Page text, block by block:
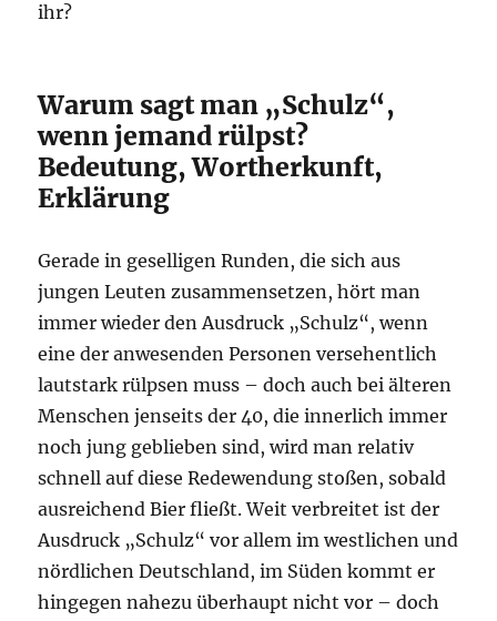
ihr?
Warum sagt man „Schulz“,
wenn jemand rülpst?
Bedeutung, Wortherkunft,
Erklärung
Gerade in geselligen Runden, die sich aus
jungen Leuten zusammensetzen, hört man
immer wieder den Ausdruck „Schulz“, wenn
eine der anwesenden Personen versehentlich
lautstark rülpsen muss – doch auch bei älteren
Menschen jenseits der 40, die innerlich immer
noch jung geblieben sind, wird man relativ
schnell auf diese Redewendung stoßen, sobald
ausreichend Bier fließt. Weit verbreitet ist der
Ausdruck „Schulz“ vor allem im westlichen und
nördlichen Deutschland, im Süden kommt er
hingegen nahezu überhaupt nicht vor – doch